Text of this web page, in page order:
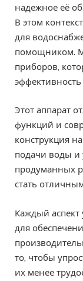
надежное её
В этом
для
помощником.
приборов,
Этот аппарат
функций и
конструкция
подачи воды и
продуманных
стать
Каждый аспект
для
то, чтобы
их менее